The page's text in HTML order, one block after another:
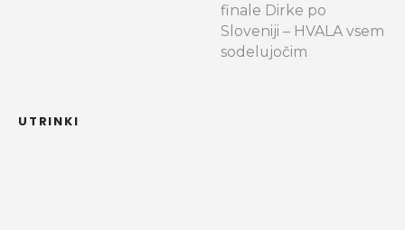
finale Dirke po
Sloveniji – HVALA vsem
sodelujočim
UTRINKI